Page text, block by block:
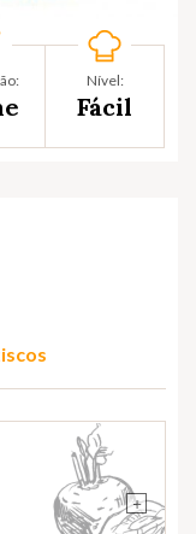
Nível:
Fácil
+